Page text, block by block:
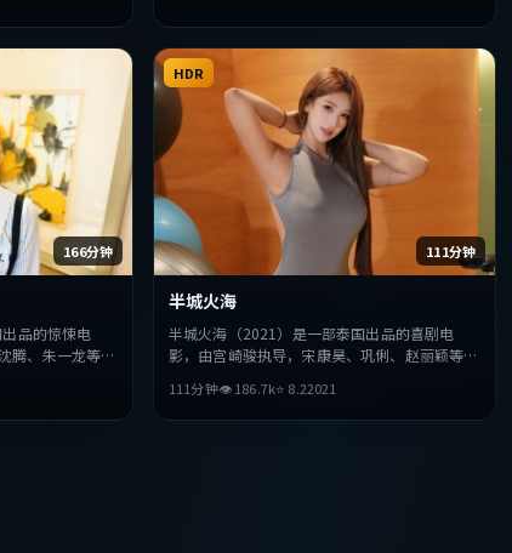
166分钟
品的惊悚电
腾、朱一龙等主
该类型的观众完
111分钟
HDR
半城火海
半城火海（2021）是一部泰国出品的喜剧电
影，由宫崎骏执导，宋康昊、巩俐、赵丽颖等主
抉择，节奏张弛有度，适合喜欢该类型的观众完
整观看。
111分钟👁186.7k⭐ 8.22021